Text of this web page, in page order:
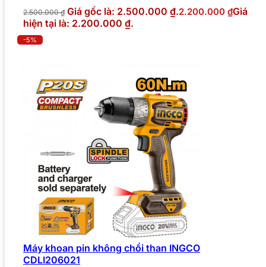
2.500.000₫ Giá gốc là: 2.500.000 ₫.2.200.000 ₫Giá
hiện tại là: 2.200.000 ₫.
-5%
Máy khoan pin không chổi than INGCO
CDLI206021